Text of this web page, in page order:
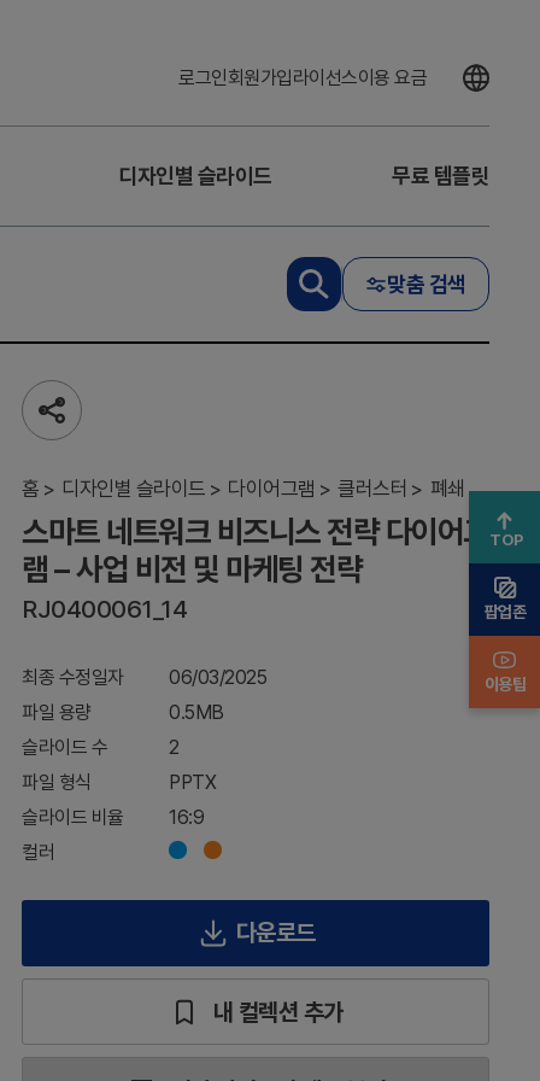
로그인회원가입라이선스이용 요금
디자인별 슬라이드 무료 템플릿
맞춤 검색
공
유
기
홈 디자인별 슬라이드 다이어그램 클러스터 폐쇄
네
즈
스
전
략
이
그
램
–
사
전
및
케
팅
전
략
스마트 네트워크 비즈니스 전략 다이어그
램 – 사업 비전 및 마케팅 전략
RJ0400061_14
최종 수정일자
06/03/2025
파일 용량
0.5MB
슬라이드 수
2
파일 형식
PPTX
슬라이드 비율
16:9
컬러
다운로드
내 컬렉션 추가
TOP
팝업존
이용팁